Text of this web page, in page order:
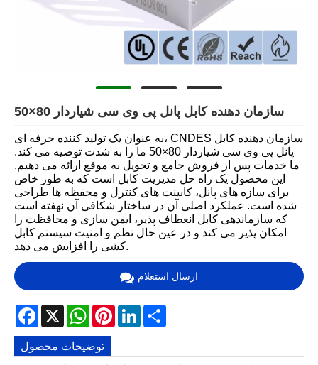
سازمان دهنده کابل پانل پی وی سی شیاردار 80×50
به عنوان یک تولید کننده حرفه ای، CNDES سازمان دهنده کابل
پانل پی وی سی شیاردار 80×50 ما را به شدت توصیه می کند.
ما خدمات پس از فروش جامع و تحویل به موقع ارائه می دهیم.
این محصول یک راه حل مدیریت کابل است که به طور خاص
برای سازه های پانل، کابینت های کنترل و محفظه ها طراحی
شده است. عملکرد اصلی آن در ساختار شکافی آن نهفته است
که سازماندهی کابل انعطاف پذیر، ایمن سازی و محافظت را
امکان پذیر می کند و در عین حال نظم و امنیت سیستم کابل
کشی را افزایش می دهد.
ارسال استعلام
Facebook
X WhatsApp
PinterestLinkedIn
توضیحات محصول